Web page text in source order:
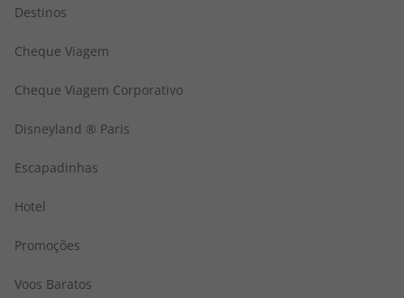
Destinos
Cheque Viagem
Cheque Viagem Corporativo
Disneyland ® Paris
Escapadinhas
Hotel
Promoções
Voos Baratos